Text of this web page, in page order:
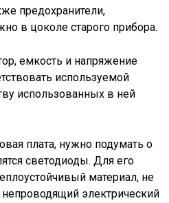
предохранители,
в цоколе старого прибора.
емкость и напряжение
используемой
использованных в ней
плата, нужно подумать о
светодиоды. Для его
материал, не
электрический